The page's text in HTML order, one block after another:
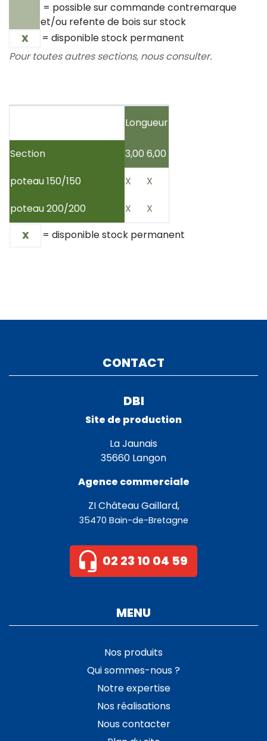
= possible sur commande contremarque
et/ou refente de bois sur stock
X
= disponible stock permanent
Pour toutes autres sections, nous consulter.
Longueur
Section 3,00 6,00
poteau 150/150
X
X
poteau 200/200
X
X
X
= disponible stock permanent
CONTACT
DBI
Site de production
La Jaunais
35660 Langon
Agence commerciale
ZI Château Gaillard,
35470 Bain-de-Bretagne
02 23 10 04 59
MENU
Nos produits
Qui sommes-nous ?
Notre expertise
Nos réalisations
Nous contacter